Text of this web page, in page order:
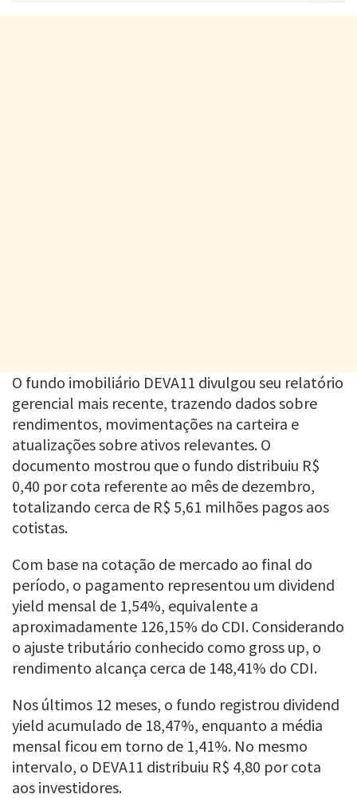
O fundo imobiliário DEVA11 divulgou seu relatório
gerencial mais recente, trazendo dados sobre
rendimentos, movimentações na carteira e
atualizações sobre ativos relevantes. O
documento mostrou que o fundo distribuiu R$
0,40 por cota referente ao mês de dezembro,
totalizando cerca de R$ 5,61 milhões pagos aos
cotistas.
Com base na cotação de mercado ao final do
período, o pagamento representou um dividend
yield mensal de 1,54%, equivalente a
aproximadamente 126,15% do CDI. Considerando
o ajuste tributário conhecido como gross up, o
rendimento alcança cerca de 148,41% do CDI.
Nos últimos 12 meses, o fundo registrou dividend
yield acumulado de 18,47%, enquanto a média
mensal ficou em torno de 1,41%. No mesmo
intervalo, o DEVA11 distribuiu R$ 4,80 por cota
aos investidores.